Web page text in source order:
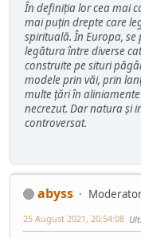
În definiția lor cea mai
mai puțin drepte care
spirituală. În Europa,
legătura între diverse
construite pe situri
modele prin văi, prin
multe țări în
necrezut. Dar natura și
controversat.
abyss
25 August 2021, 20:54:08